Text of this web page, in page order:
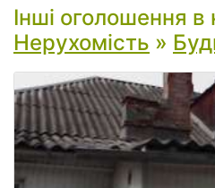
Інші оголошення в
Нерухомість »